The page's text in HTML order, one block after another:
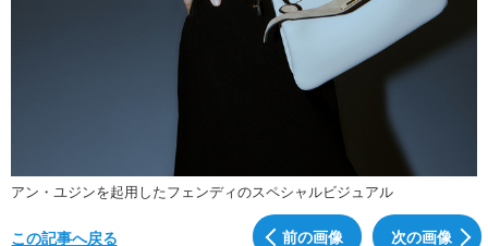
アン・ユジンを起用したフェンディのスペシャルビジュアル
前の画像 次の画像
この記事へ戻る